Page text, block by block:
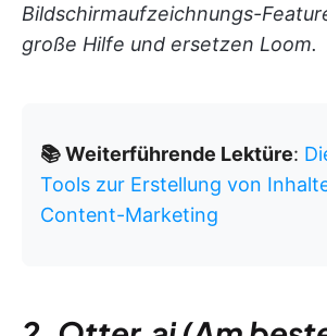
Bildschirmaufzeichnungs-
große Hilfe und ersetzen Loom.
📚 Weiterführende Lektüre:
Tools zur Erstellung von
Content-Marketing